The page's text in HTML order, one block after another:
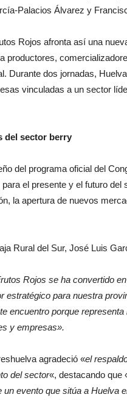
Palacios Álvarez y
Rojos afronta así una
productores,
Durante dos jornadas,
vinculadas a un sector
del sector berry
del programa oficial del
el presente y el futuro del
la apertura de nuevos
Rural del Sur, José Luis
Rojos se ha convertido
estratégico para nuestra
encuentro porque
y empresas».
agradeció «el
del sector«, destacando que
evento que sitúa a Huelva